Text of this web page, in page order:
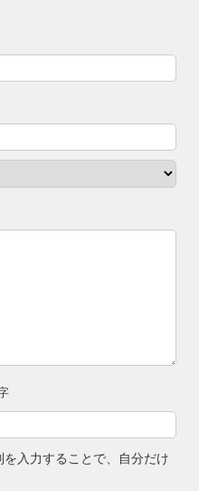
入力することで、自分だけ